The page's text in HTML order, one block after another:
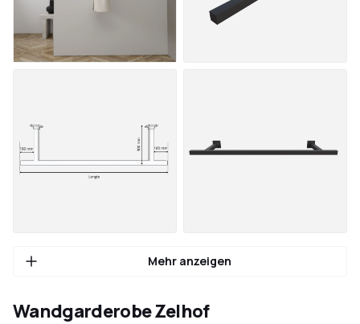
Mehr anzeigen
Wandgarderobe Zelhof